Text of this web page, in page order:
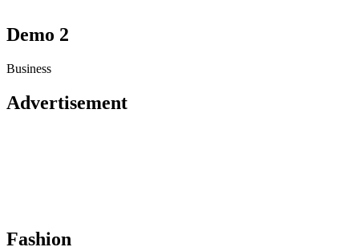
Demo 2
Business
Advertisement
Fashion